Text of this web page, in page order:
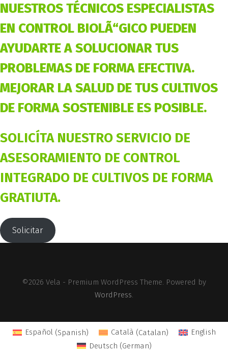
NUESTROS TÉCNICOS ESPECIALISTAS
EN CONTROL BIOLÃ“GICO PUEDEN
AYUDARTE A SOLUCIONAR TUS
PROBLEMAS DE FORMA EFECTIVA.
MEJORAR LA SALUD DE TUS CULTIVOS
DE FORMA SOSTENIBLE ES POSIBLE.
SOLICÍTA NUESTRO SERVICIO DE
ASESORAMIENTO DE CONTROL
INTEGRADO DE CULTIVOS DE FORMA
GRATIUTA.
Solicitar
©2026 Vela - Premium WordPress Theme. Powered by
WordPress
Español(Spanish) Català (Catalan)
English
Deutsch (German)